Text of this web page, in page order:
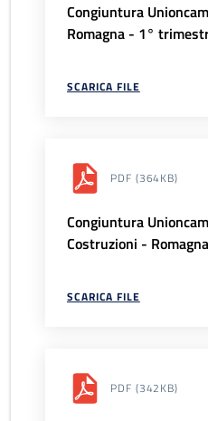
Congiuntura
Romagna - 1°
SCARICA FILE
PDF (364KB)
Congiuntura
Costruzioni -
SCARICA FILE
PDF (342KB)